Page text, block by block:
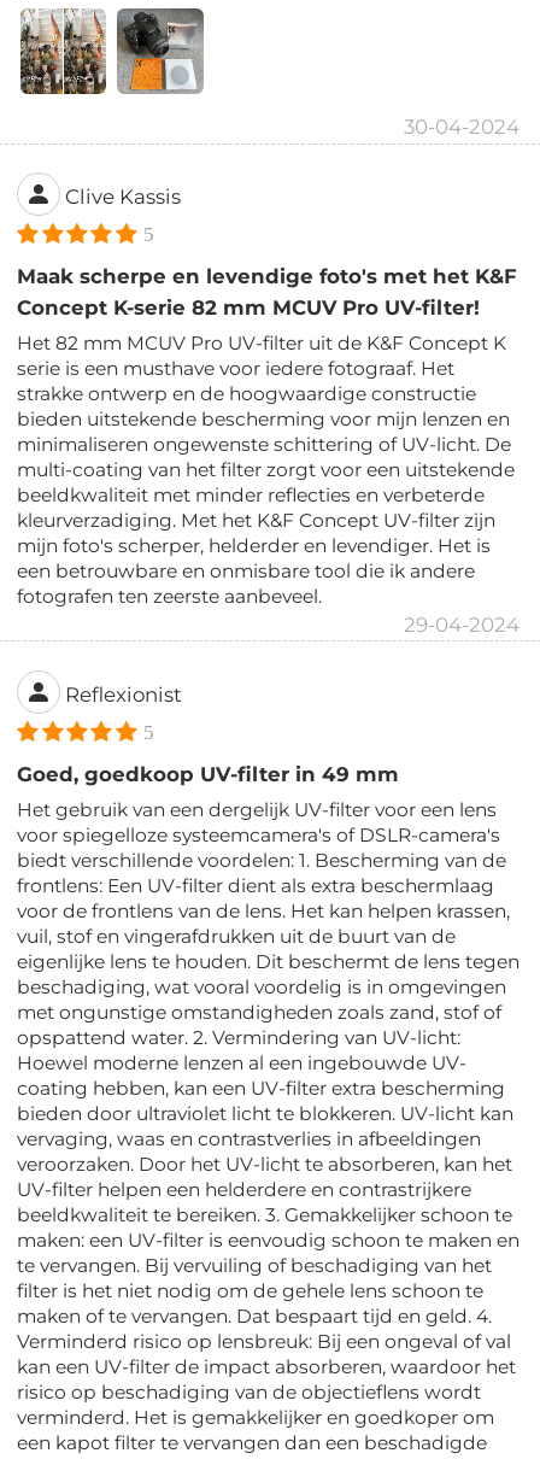
30-04-2024
Clive Kassis
5
Maak scherpe en levendige foto's met het K&F
Concept K-serie 82 mm MCUV Pro UV-filter!
Het 82 mm MCUV Pro UV-filter uit de K&F Concept K
serie is een musthave voor iedere fotograaf. Het
strakke ontwerp en de hoogwaardige constructie
bieden uitstekende bescherming voor mijn lenzen en
minimaliseren ongewenste schittering of UV-licht. De
multi-coating van het filter zorgt voor een uitstekende
beeldkwaliteit met minder reflecties en verbeterde
kleurverzadiging. Met het K&F Concept UV-filter zijn
mijn foto's scherper, helderder en levendiger. Het is
een betrouwbare en onmisbare tool die ik andere
fotografen ten zeerste aanbeveel.
29-04-2024
Reflexionist
5
Goed, goedkoop UV-filter in 49 mm
Het gebruik van een dergelijk UV-filter voor een lens
voor spiegelloze systeemcamera's of DSLR-camera's
biedt verschillende voordelen: 1. Bescherming van de
frontlens: Een UV-filter dient als extra beschermlaag
voor de frontlens van de lens. Het kan helpen krassen,
vuil, stof en vingerafdrukken uit de buurt van de
eigenlijke lens te houden. Dit beschermt de lens tegen
beschadiging, wat vooral voordelig is in omgevingen
met ongunstige omstandigheden zoals zand, stof of
opspattend water. 2. Vermindering van UV-licht:
Hoewel moderne lenzen al een ingebouwde UV-
coating hebben, kan een UV-filter extra bescherming
bieden door ultraviolet licht te blokkeren. UV-licht kan
vervaging, waas en contrastverlies in afbeeldingen
veroorzaken. Door het UV-licht te absorberen, kan het
UV-filter helpen een helderdere en contrastrijkere
beeldkwaliteit te bereiken. 3. Gemakkelijker schoon te
maken: een UV-filter is eenvoudig schoon te maken en
te vervangen. Bij vervuiling of beschadiging van het
filter is het niet nodig om de gehele lens schoon te
maken of te vervangen. Dat bespaart tijd en geld. 4.
Verminderd risico op lensbreuk: Bij een ongeval of val
kan een UV-filter de impact absorberen, waardoor het
risico op beschadiging van de objectieflens wordt
verminderd. Het is gemakkelijker en goedkoper om
een kapot filter te vervangen dan een beschadigde